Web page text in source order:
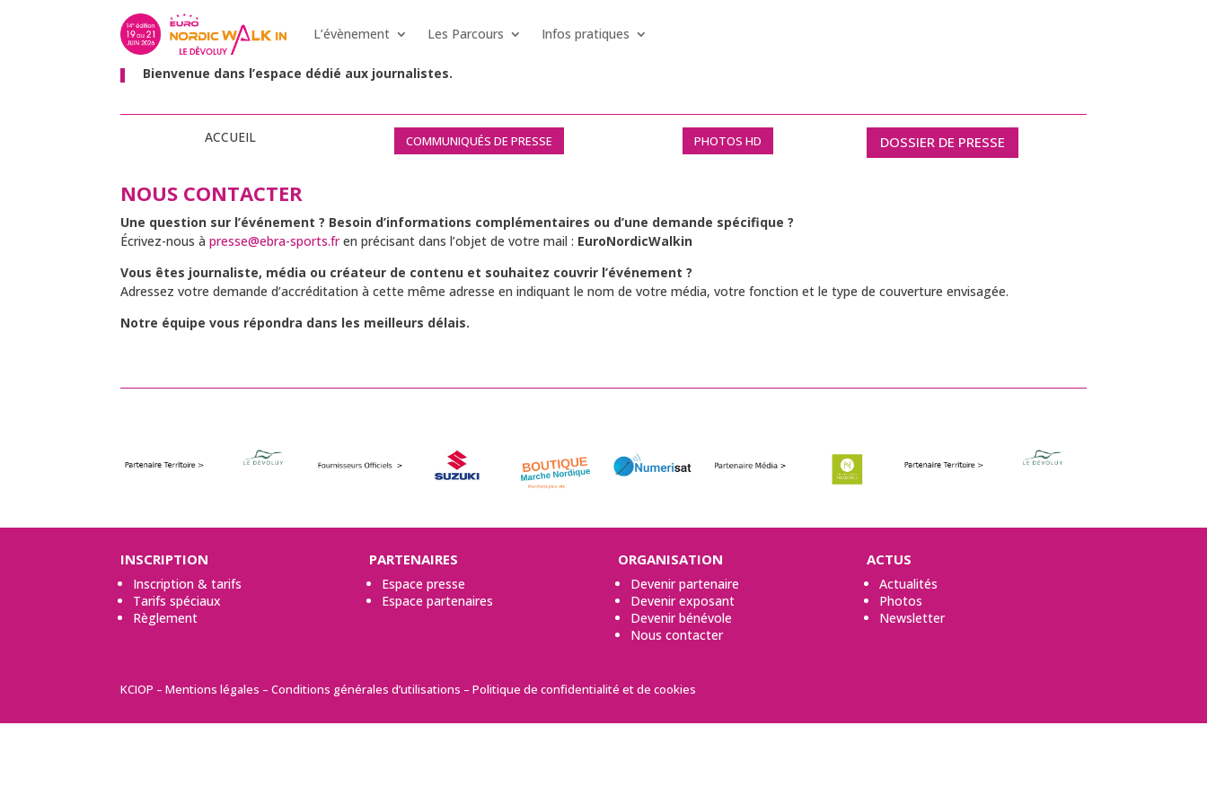
L’évènement Les Parcours Infos pratiques
ESPACE PRESSE
Bienvenue dans l’espace dédié aux journalistes.
ACCUEIL COMMUNIQUÉS DE PRESSE PHOTOS HD DOSSIER DE PRESSE
NOUS CONTACTER
Une question sur l’événement ? Besoin d’informations complémentaires ou d’une demande spécifique ?
Écrivez-nous àpresse@ebra-sports.fren précisant dans l’objet de votre mail : EuroNordicWalkin
Vous êtes journaliste, média ou créateur de contenu et souhaitez couvrir l’événement ?
Adressez votre demande d’accréditation à cette même adresse en indiquant le nom de votre média, votre fonction et le type de couverture envisagée.
Notre équipe vous répondra dans les meilleurs délais.
INSCRIPTION
Inscription & tarifs
Tarifs spéciaux
Règlement
PARTENAIRES
Espace presse
Espace partenaires
ORGANISATION
Devenir partenaire
Devenir exposant
Devenir bénévole
Nous contacter
ACTUS
Actualités
Photos
Newsletter
KCIOP –Mentions légales –Conditions générales d’utilisations –Politique de confidentialité et de cookies